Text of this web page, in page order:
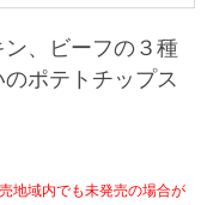
題
物件募集・購入
、ビーフの３種
ポテトチップス
地域内でも未発売の場合が